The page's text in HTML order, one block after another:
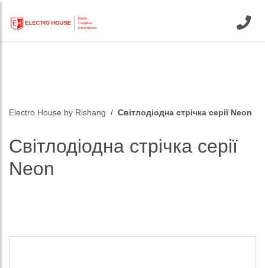
Electro House by Rishang Світлодіодна стрічка серії Neon
Світлодіодна стрічка серії
Neon